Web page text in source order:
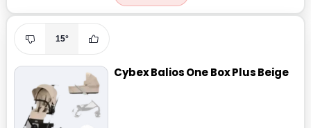
15°
Cybex Balios One Box Plus Beige